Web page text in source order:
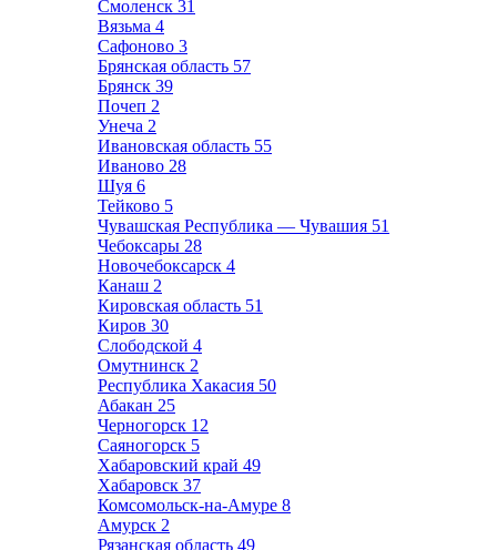
Смоленск 31
Вязьма 4
Сафоново 3
Брянская область 57
Брянск 39
Почеп 2
Унеча 2
Ивановская область 55
Иваново 28
Шуя 6
Тейково 5
Чувашская Республика — Чувашия 51
Чебоксары 28
Новочебоксарск 4
Канаш 2
Кировская область 51
Киров 30
Слободской 4
Омутнинск 2
Республика Хакасия 50
Абакан 25
Черногорск 12
Саяногорск 5
Хабаровский край 49
Хабаровск 37
Комсомольск-на-Амуре 8
Амурск 2
Рязанская область 49